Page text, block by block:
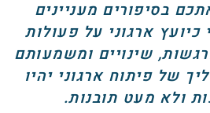
בסיפורים מעניינים
ארגוני על פעולות
שינויים ומשמעותם
של פיתוח ארגוני יהיו
ולא מעט תובנות.